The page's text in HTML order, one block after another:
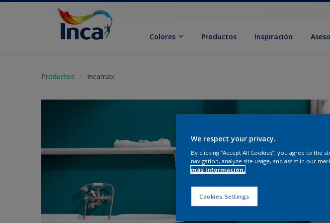
Colores Productos Inspiración
Productos Incamax
We respect your privacy.
By clicking “Accept All Cookies”, you agree to
navigation, analyze site usage, and assist in our
más información.
Cookies Settings